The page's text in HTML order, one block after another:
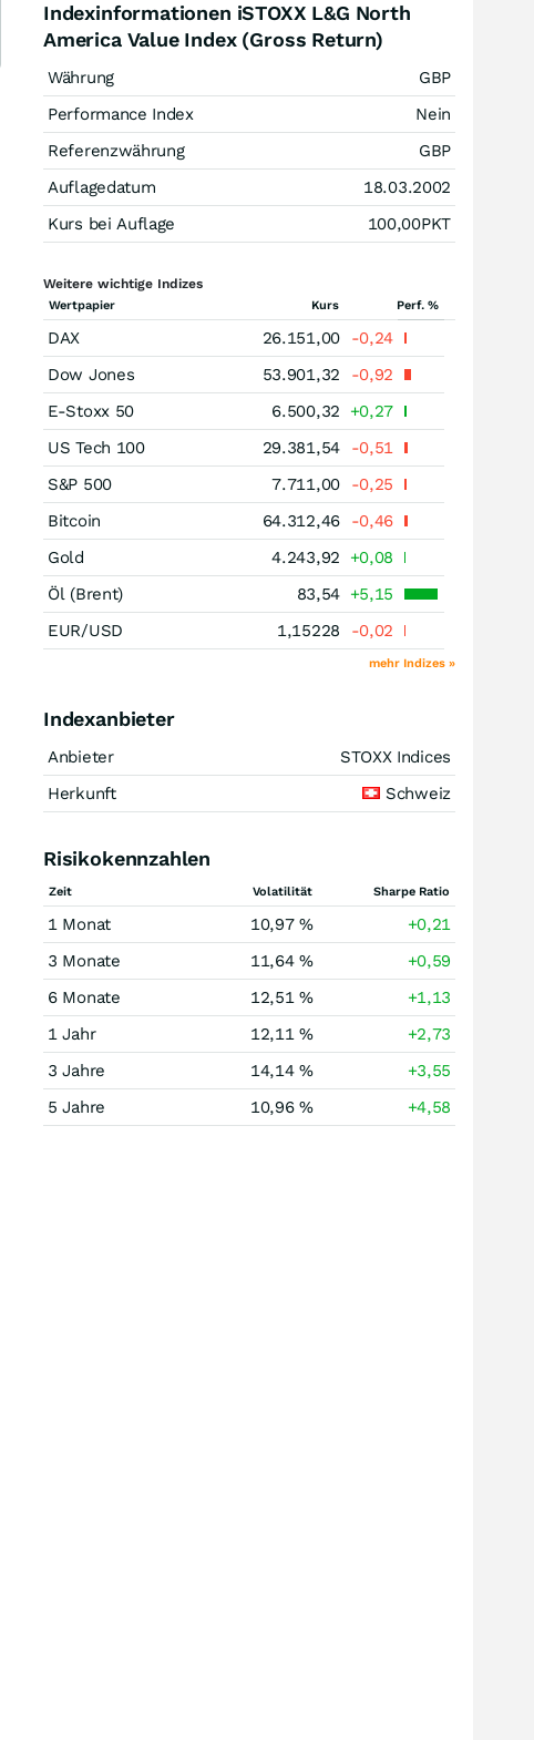
Indexinformationen iSTOXX L&G North
America Value Index (Gross Return)
Währung
GBP
Performance Index
Nein
Referenzwährung
GBP
Auflagedatum
18.03.2002
Kurs bei Auflage
100,00PKT
Weitere wichtige Indizes
Wertpapier Kurs Perf. %
DAX 26.151,00
-0,24
Dow Jones
53.901,32
-0,92
E-Stoxx 50
6.500,32
+0,27
US Tech 100
29.381,54
-0,51
S&P 500
7.711,00
-0,25
Bitcoin
64.312,46
-0,46
Gold
4.243,92
+0,08
Öl (Brent)
83,54 +5,15
EUR/USD
1,15228 -0,02
mehr Indizes »
Indexanbieter
Anbieter
STOXX Indices
Herkunft
Schweiz
Risikokennzahlen
Zeit Volatilität Sharpe Ratio
1 Monat 10,97 %
+0,21
3 Monate
11,64 %
+0,59
6 Monate
12,51 %
+1,13
1 Jahr
12,11 %
+2,73
3 Jahre
14,14 %
+3,55
5 Jahre
10,96 % +4,58